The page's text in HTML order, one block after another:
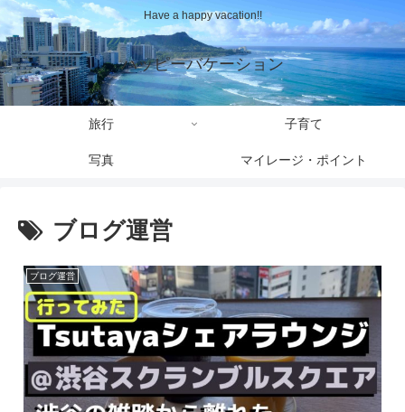
Have a happy vacation!!
ハッピーバケーション
旅行 子育て
写真 マイレージ・ポイント
ブログ運営
ブログ運営